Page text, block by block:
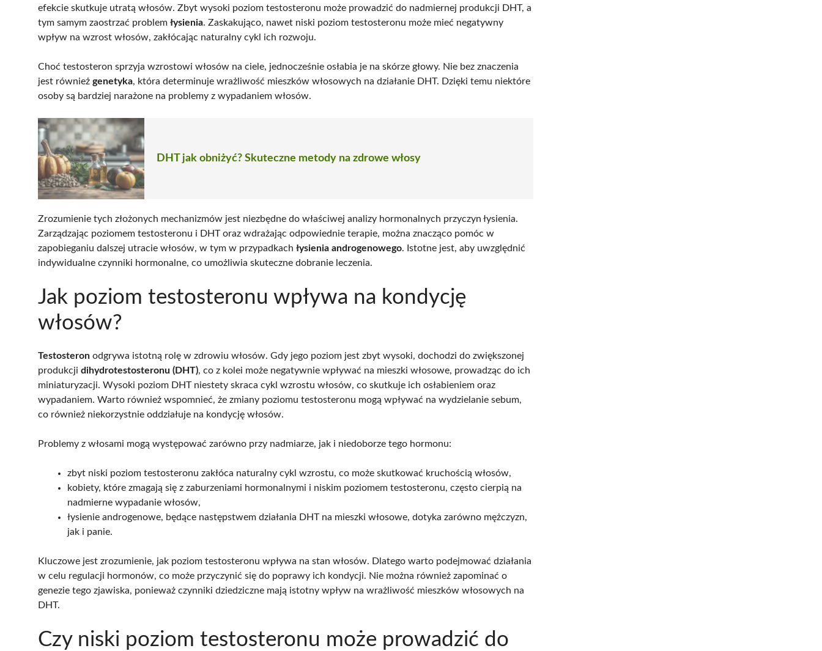
efekcie skutkuje utratą włosów. Zbyt wysoki poziom testosteronu może prowadzić do nadmiernej produkcji DHT, a
tym samym zaostrzać problem łysienia. Zaskakująco, nawet niski poziom testosteronu może mieć negatywny
wpływ na wzrost włosów, zakłócając naturalny cykl ich rozwoju.
Choć testosteron sprzyja wzrostowi włosów na ciele, jednocześnie osłabia je na skórze głowy. Nie bez znaczenia
jest również genetyka, która determinuje wrażliwość mieszków włosowych na działanie DHT. Dzięki temu niektóre
osoby są bardziej narażone na problemy z wypadaniem włosów.
DHT jak obniżyć? Skuteczne metody na zdrowe włosy
Zrozumienie tych złożonych mechanizmów jest niezbędne do właściwej analizy hormonalnych przyczyn łysienia.
Zarządzając poziomem testosteronu i DHT oraz wdrażając odpowiednie terapie, można znacząco pomóc w
zapobieganiu dalszej utracie włosów, w tym w przypadkach łysienia androgenowego. Istotne jest, aby uwzględnić
indywidualne czynniki hormonalne, co umożliwia skuteczne dobranie leczenia.
Jak poziom testosteronu wpływa na kondycję
włosów?
Testosteron odgrywa istotną rolę w zdrowiu włosów. Gdy jego poziom jest zbyt wysoki, dochodzi do zwiększonej
produkcji dihydrotestosteronu (DHT), co z kolei może negatywnie wpływać na mieszki włosowe, prowadząc do ich
miniaturyzacji. Wysoki poziom DHT niestety skraca cykl wzrostu włosów, co skutkuje ich osłabieniem oraz
wypadaniem. Warto również wspomnieć, że zmiany poziomu testosteronu mogą wpływać na wydzielanie sebum,
co również niekorzystnie oddziałuje na kondycję włosów.
Problemy z włosami mogą występować zarówno przy nadmiarze, jak i niedoborze tego hormonu:
zbyt niski poziom testosteronu zakłóca naturalny cykl wzrostu, co może skutkować kruchością włosów,
kobiety, które zmagają się z zaburzeniami hormonalnymi i niskim poziomem testosteronu, często cierpią na
nadmierne wypadanie włosów,
łysienie androgenowe, będące następstwem działania DHT na mieszki włosowe, dotyka zarówno mężczyzn,
jak i panie.
Kluczowe jest zrozumienie, jak poziom testosteronu wpływa na stan włosów. Dlatego warto podejmować działania
w celu regulacji hormonów, co może przyczynić się do poprawy ich kondycji. Nie można również zapominać o
genezie tego zjawiska, ponieważ czynniki dziedziczne mają istotny wpływ na wrażliwość mieszków włosowych na
DHT.
Czy niski poziom testosteronu może prowadzić do